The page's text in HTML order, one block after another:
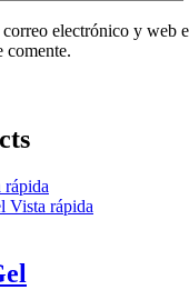
electrónico y web
comente.
rápida
Vista rápida